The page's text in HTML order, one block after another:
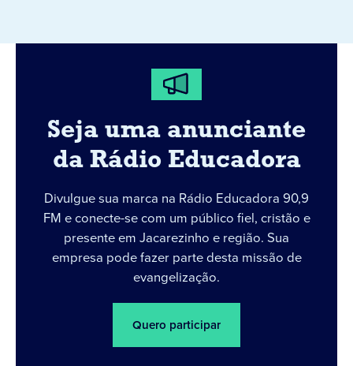
Seja uma anunciante
da Rádio Educadora
Divulgue sua marca na Rádio Educadora 90,9
FM e conecte-se com um público fiel, cristão e
presente em Jacarezinho e região. Sua
empresa pode fazer parte desta missão de
evangelização.
Quero participar